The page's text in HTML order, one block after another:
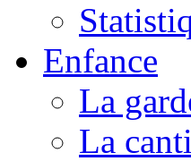
Enfance
La
La